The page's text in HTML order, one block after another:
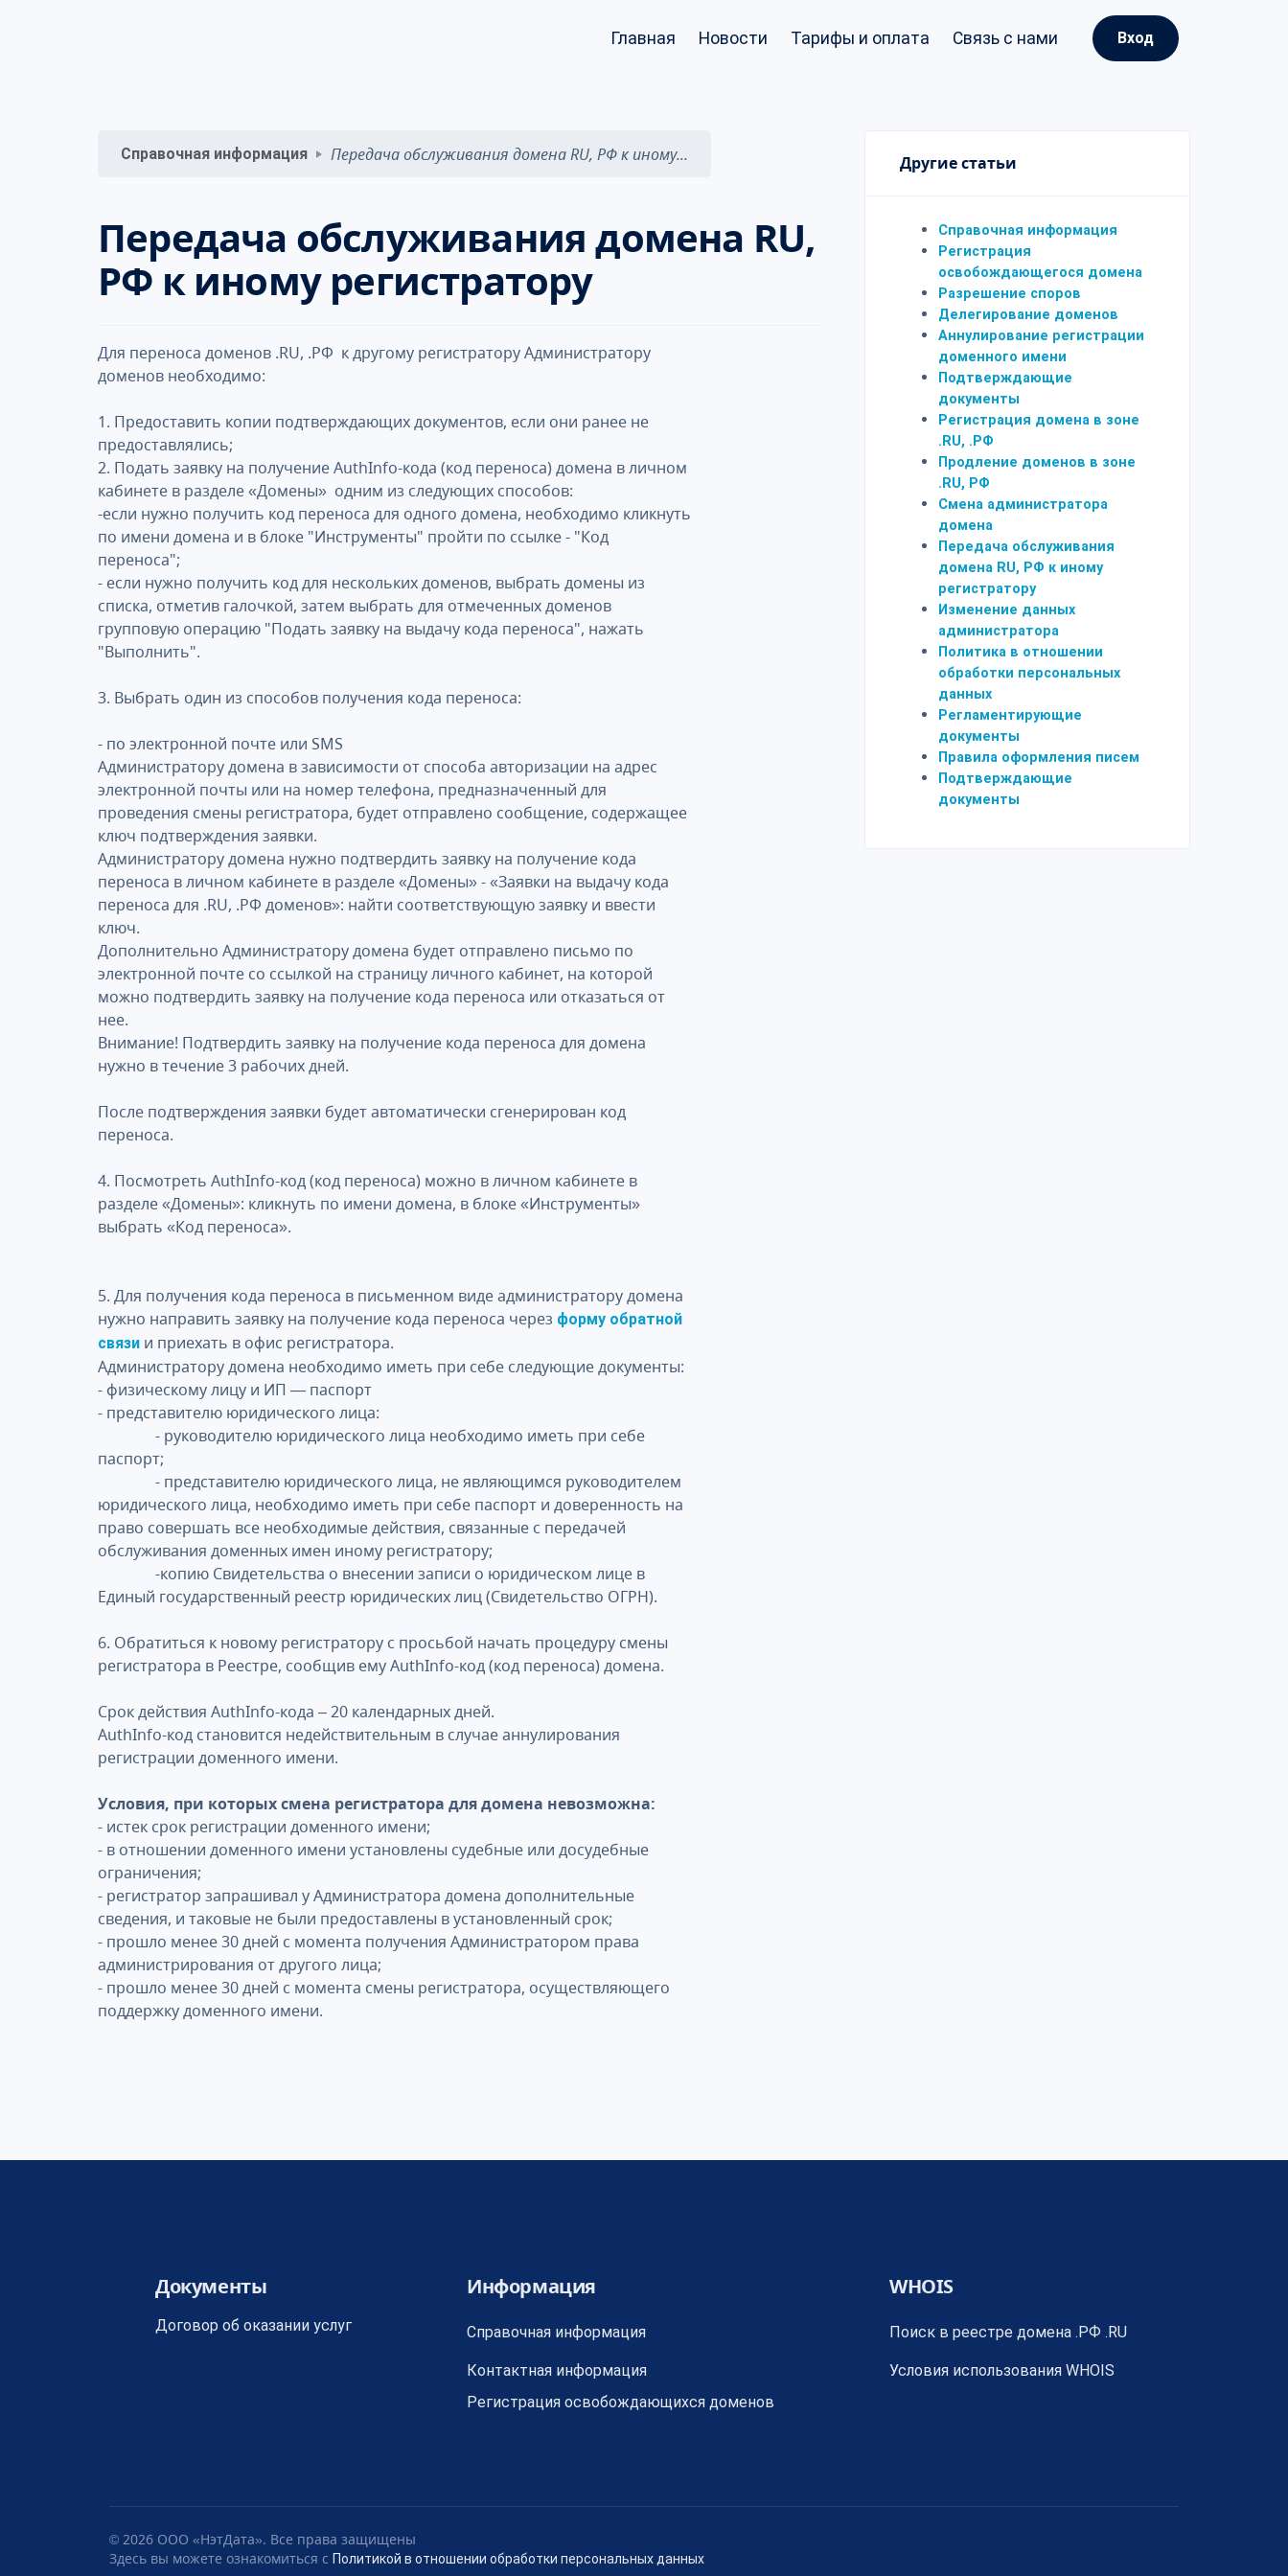
Вход
Главная Новости Тарифы и оплата Связь с нами
Справочная информация Передача обслуживания домена RU, РФ к иному...
Передача обслуживания домена RU,
РФ к иному регистратору
Для переноса доменов .RU, .РФ к другому регистратору Администратору
доменов необходимо:
1. Предоставить копии подтверждающих документов, если они ранее не
предоставлялись;
2. Подать заявку на получение AuthInfo-кода (код переноса) домена в личном
кабинете в разделе «Домены» одним из следующих способов:
-если нужно получить код переноса для одного домена, необходимо кликнуть
по имени домена и в блоке "Инструменты" пройти по ссылке - "Код
переноса";
- если нужно получить код для нескольких доменов, выбрать домены из
списка, отметив галочкой, затем выбрать для отмеченных доменов
групповую операцию "Подать заявку на выдачу кода переноса", нажать
"Выполнить".
3. Выбрать один из способов получения кода переноса:
- по электронной почте или SMS
Администратору домена в зависимости от способа авторизации на адрес
электронной почты или на номер телефона, предназначенный для
проведения смены регистратора, будет отправлено сообщение, содержащее
ключ подтверждения заявки.
Администратору домена нужно подтвердить заявку на получение кода
переноса в личном кабинете в разделе «Домены» - «Заявки на выдачу кода
переноса для .RU, .РФ доменов»: найти соответствующую заявку и ввести
ключ.
Дополнительно Администратору домена будет отправлено письмо по
электронной почте со ссылкой на страницу личного кабинет, на которой
можно подтвердить заявку на получение кода переноса или отказаться от
нее.
Внимание! Подтвердить заявку на получение кода переноса для домена
нужно в течение 3 рабочих дней.
После подтверждения заявки будет автоматически сгенерирован код
переноса.
4. Посмотреть AuthInfo-код (код переноса) можно в личном кабинете в
разделе «Домены»: кликнуть по имени домена, в блоке «Инструменты»
выбрать «Код переноса».
5. Для получения кода переноса в письменном виде администратору домена
нужно направить заявку на получение кода переноса через форму обратной
связи и приехать в офис регистратора.
Администратору домена необходимо иметь при себе следующие документы:
- физическому лицу и ИП — паспорт
- представителю юридического лица:
- руководителю юридического лица необходимо иметь при себе
паспорт;
- представителю юридического лица, не являющимся руководителем
юридического лица, необходимо иметь при себе паспорт и доверенность на
право совершать все необходимые действия, связанные с передачей
обслуживания доменных имен иному регистратору;
-копию Свидетельства о внесении записи о юридическом лице в
Единый государственный реестр юридических лиц (Свидетельство ОГРН).
6. Обратиться к новому регистратору с просьбой начать процедуру смены
регистратора в Реестре, сообщив ему AuthInfo-код (код переноса) домена.
Срок действия AuthInfo-кода – 20 календарных дней.
AuthInfo-код становится недействительным в случае аннулирования
регистрации доменного имени.
Условия, при которых смена регистратора для домена невозможна:
- истек срок регистрации доменного имени;
- в отношении доменного имени установлены судебные или досудебные
ограничения;
- регистратор запрашивал у Администратора домена дополнительные
сведения, и таковые не были предоставлены в установленный срок;
- прошло менее 30 дней с момента получения Администратором права
администрирования от другого лица;
- прошло менее 30 дней с момента смены регистратора, осуществляющего
поддержку доменного имени.
Другие статьи
Справочная информация
Регистрация
освобождающегося домена
Разрешение споров
Делегирование доменов
Аннулирование регистрации
доменного имени
Подтверждающие
документы
Регистрация домена в зоне
.RU, .РФ
Продление доменов в зоне
.RU, РФ
Смена администратора
домена
Передача обслуживания
домена RU, РФ к иному
регистратору
Изменение данных
администратора
Политика в отношении
обработки персональных
данных
Регламентирующие
документы
Правила оформления писем
Подтверждающие
документы
Документы
Договор об оказании услуг
Информация
Справочная информация
Контактная информация
Регистрация освобождающихся доменов
WHOIS
Поиск в реестре домена .РФ .RU
Условия использования WHOIS
© 2026 ООО «НэтДата». Все права защищены
Здесь вы можете ознакомиться с Политикой в отношении обработки персональных данных